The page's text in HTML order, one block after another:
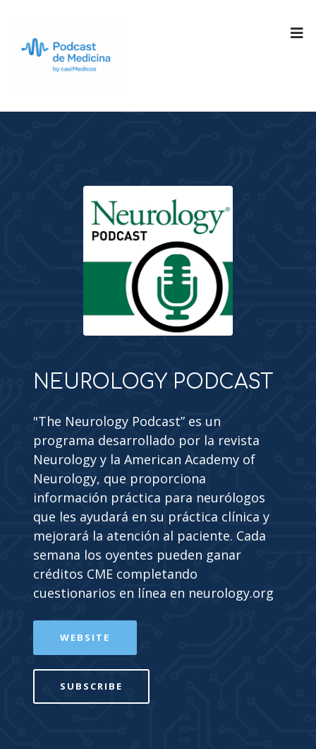
NEUROLOGY PODCAST
"The Neurology Podcast” es un
programa desarrollado por la revista
Neurology y la American Academy of
Neurology, que proporciona
información práctica para neurólogos
que les ayudará en su práctica clínica y
mejorará la atención al paciente. Cada
semana los oyentes pueden ganar
créditos CME completando
cuestionarios en línea en neurology.org
WEBSITE
SUBSCRIBE